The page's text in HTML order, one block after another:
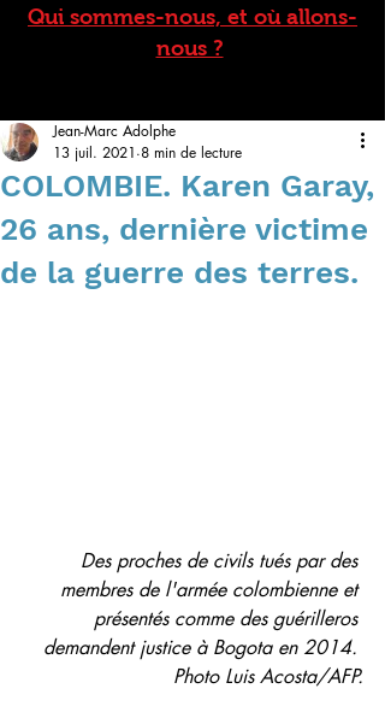
Qui sommes-nous, et où allons-
nous ?
COLOMBIE. Karen Garay,
26 ans, dernière victime
de la guerre des terres.
Jean-Marc Adolphe
13 juil. 2021 8 min de lecture
Des proches de civils tués par des
membres de l'armée colombienne et
présentés comme des guérilleros
demandent justice à Bogota en 2014.
Photo Luis Acosta/AFP.